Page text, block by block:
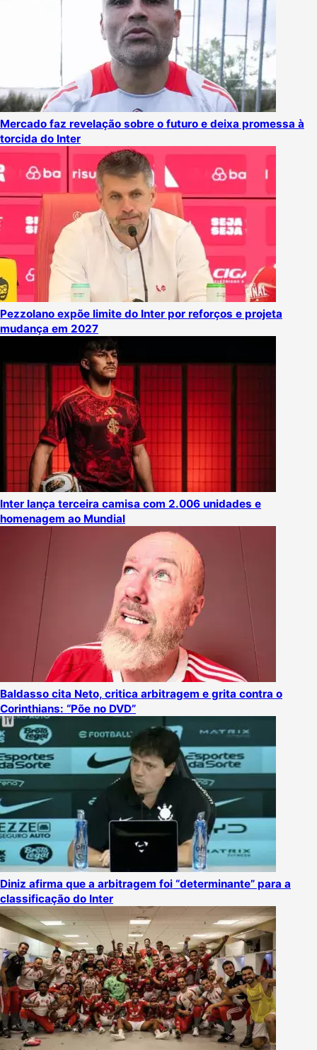
Mercado faz revelação sobre o futuro e deixa promessa à
torcida do Inter
Pezzolano expõe limite do Inter por reforços e projeta
mudança em 2027
Inter lança terceira camisa com 2.006 unidades e
homenagem ao Mundial
Baldasso cita Neto, critica arbitragem e grita contra o
Corinthians: “Põe no DVD”
Diniz afirma que a arbitragem foi “determinante” para a
classificação do Inter